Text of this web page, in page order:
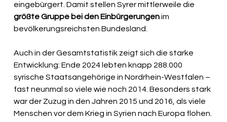
eingebürgert. Damit stellen Syrer mittlerweile die
größte Gruppe bei den Einbürgerungen im
bevölkerungsreichsten Bundesland.
Auch in der Gesamtstatistik zeigt sich die starke
Entwicklung: Ende 2024 lebten knapp 288.000
syrische Staatsangehörige in Nordrhein-Westfalen –
fast neunmal so viele wie noch 2014. Besonders stark
war der Zuzug in den Jahren 2015 und 2016, als viele
Menschen vor dem Krieg in Syrien nach Europa flohen.